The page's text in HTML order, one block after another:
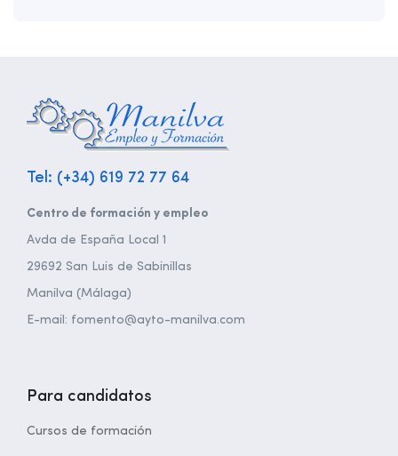
Tel: (+34) 619 72 77 64
Centro de formación y empleo
Avda de España Local 1
29692 San Luis de Sabinillas
Manilva (Málaga)
E-mail: fomento@ayto-manilva.com
Para candidatos
Cursos de formación